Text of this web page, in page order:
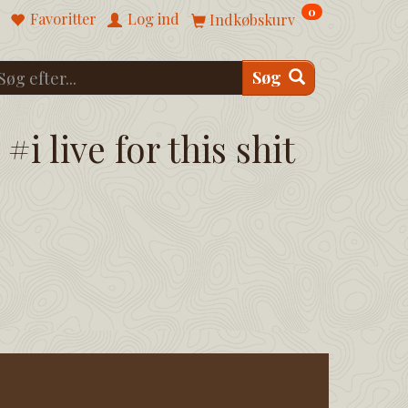
Indkøbskurv 0
Favoritter Log ind
Søg
#i live for this shit